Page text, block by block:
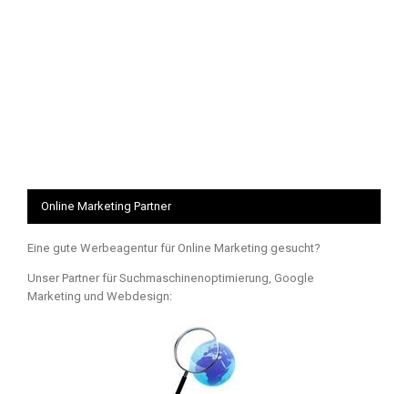
Online Marketing Partner
Eine gute Werbeagentur für Online Marketing gesucht?
Unser Partner für Suchmaschinenoptimierung, Google
Marketing und Webdesign: